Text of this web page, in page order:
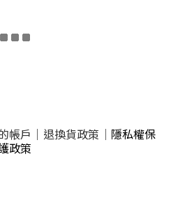
帳戶 退換貨政策
隱私權保
政策